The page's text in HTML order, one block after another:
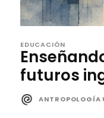
EDUCACIÓN
futuros
ANTROPOLOGÍA